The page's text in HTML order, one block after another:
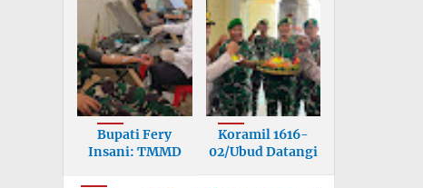
Bupati Fery
Insani: TMMD
Koramil 1616-
02/Ubud Datangi